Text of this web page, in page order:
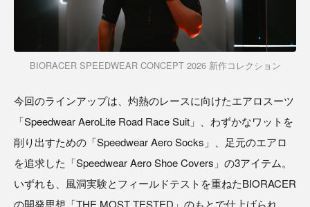
BIORACER SPEEDWEAR CONCEPT 2026 新作コレクション
今回のラインアップは、灼熱のレースに向けたエアロスーツ
「Speedwear AeroLite Road Race Suit」、わずかなワットを
削り出すための「Speedwear Aero Socks」、足元のエアロ
を追求した「Speedwear Aero Shoe Covers」の3アイテム。
いずれも、風洞実験とフィールドテストを重ねたBIORACER
の開発思想「THE MOST TESTED」のもとで仕上げられ